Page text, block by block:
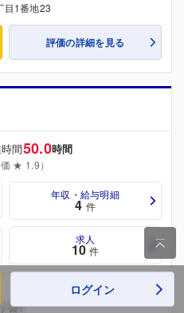
目1番地23
評価の詳細を見る
間50.0時間
価 ★ 1.9）
年収・給与明細
4 件
求人
10 件
目1

ログイン